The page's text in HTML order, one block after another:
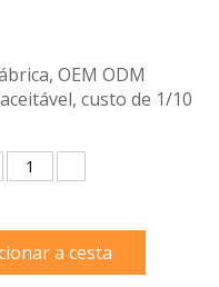
OEM ODM
custo de 1/10
a cesta